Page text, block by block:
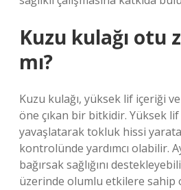
Kuzu kulağı otu
mı?
Kuzu kulağı, yüksek lif içeriği
öne çıkan bir bitkidir. Yüksek
yavaşlatarak tokluk hissi
kontrolünde yardımcı olabilir.
bağırsak sağlığını
üzerinde olumlu etkilere sahip